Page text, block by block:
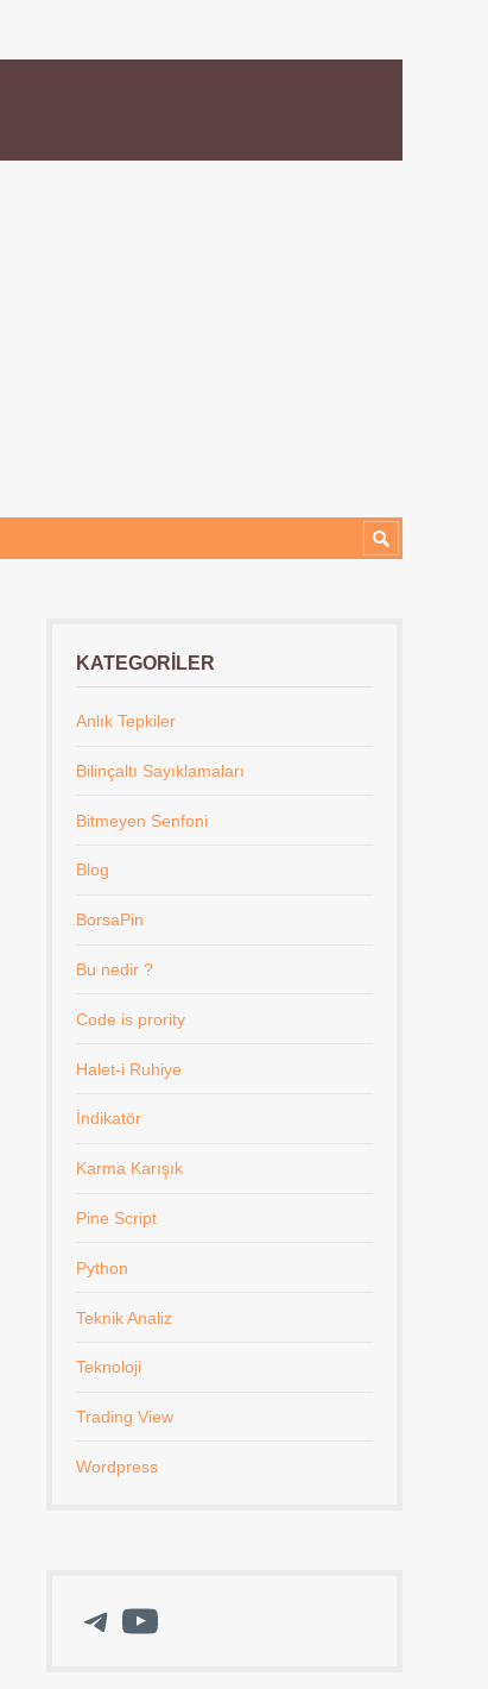
KATEGORILER
Anlık Tepkiler
Bilinçaltı Sayıklamaları
Bitmeyen Senfoni
Blog
BorsaPin
Bu nedir ?
Code is prority
Halet-i Ruhiye
İndikatör
Karma Karışık
Pine Script
Python
Teknik Analiz
Teknoloji
Trading View
Wordpress
Telegram
YouTube